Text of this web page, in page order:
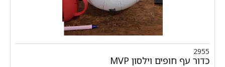
2955
כדור עף חופים וילסון MVP